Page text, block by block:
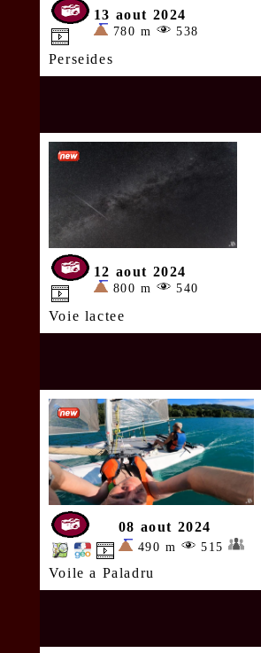
13 aout 2024
780 m 538
Perseides
12 aout 2024
800 m 540
Voie lactee
08 aout 2024
490 m 515
Voile a Paladru